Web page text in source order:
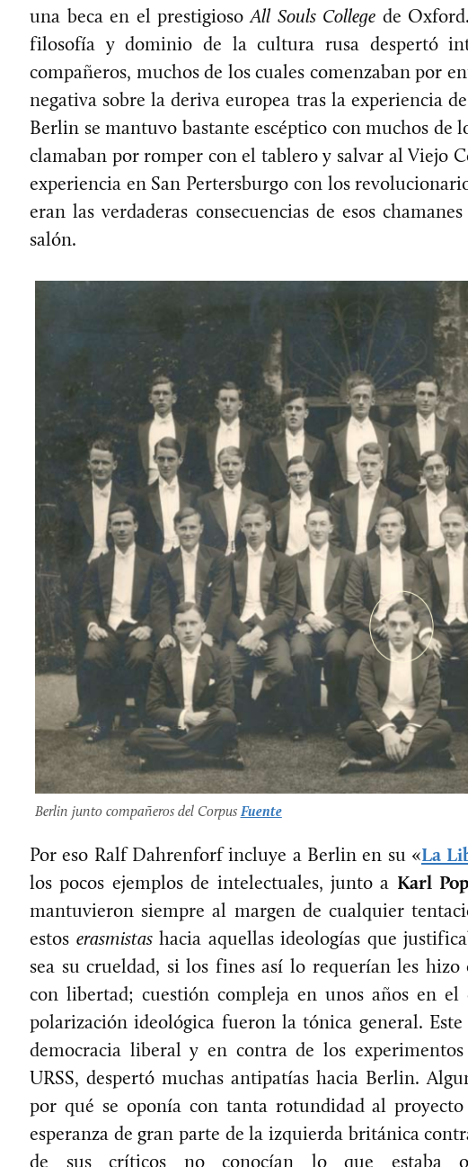
una beca en el prestigioso All Souls College de
filosofía y dominio de la cultura rusa despertó
compañeros, muchos de los cuales comenzaban por
negativa sobre la deriva europea tras la experiencia
Berlin se mantuvo bastante escéptico con muchos de
clamaban por romper con el tablero y salvar al Viejo
experiencia en San Pertersburgo con los
eran las verdaderas consecuencias de esos
salón.
Berlin junto compañeros del Corpus Fuente
Por eso Ralf Dahrenforf incluye a Berlin en su «La
los pocos ejemplos de intelectuales, junto a Karl
mantuvieron siempre al margen de cualquier
estos erasmistas hacia aquellas ideologías que
sea su crueldad, si los fines así lo requerían les hizo
con libertad; cuestión compleja en unos años en
polarización ideológica fueron la tónica general.
democracia liberal y en contra de los
URSS, despertó muchas antipatías hacia Berlin.
por qué se oponía con tanta rotundidad al
esperanza de gran parte de la izquierda británica
de sus críticos no conocían lo que estaba